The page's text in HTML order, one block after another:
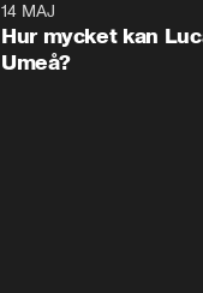
Plus
14 MAJ
Hur mycket kan
Umeå?